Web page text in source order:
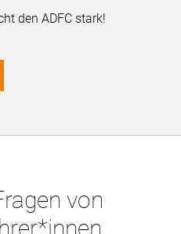
den ADFC stark!
von